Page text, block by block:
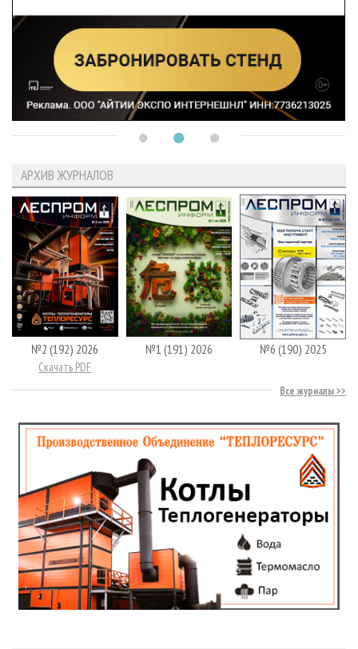
АРХИВ ЖУРНАЛОВ
№2 (192) 2026
Скачать PDF
№1 (191) 2026 №6 (190) 2025
Все журналы